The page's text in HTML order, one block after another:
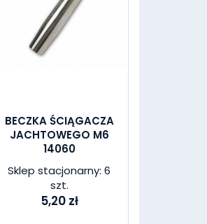
BECZKA ŚCIĄGACZA
JACHTOWEGO M6
14060
Sklep stacjonarny: 6
szt.
5,20 zł